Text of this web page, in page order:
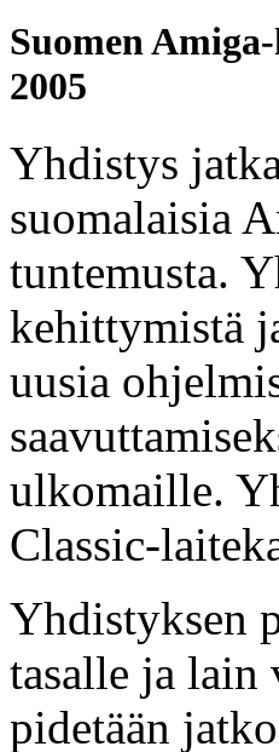
Suomen
2005
Yhdistys
suomalaisia
tuntemusta.
kehittymistä
uusia
ulkomaille.
Classic-
Yhdistyksen
tasalle ja lain
pidetään